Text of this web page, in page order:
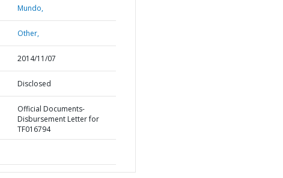
Mundo,
Other,
2014/11/07
Disclosed
Official Documents-
Disbursement Letter for
TF016794